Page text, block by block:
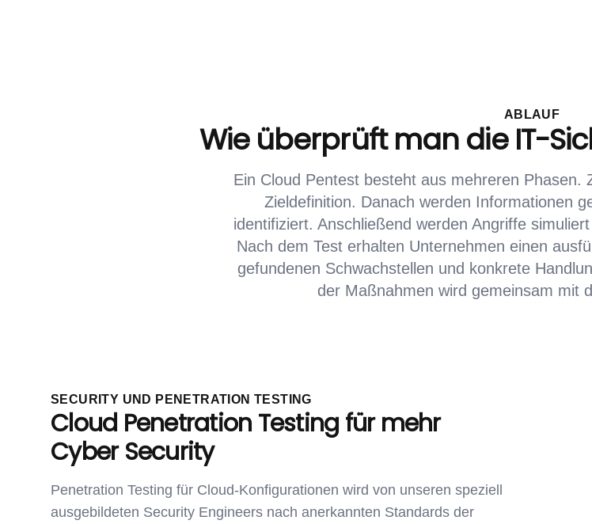
ABLAUF
Wie überprüft man die IT-
Ein Cloud Pentest besteht aus mehreren Phasen.
Zieldefinition. Danach werden Informationen
identifiziert. Anschließend werden Angriffe
Nach dem Test erhalten Unternehmen einen
gefundenen Schwachstellen und konkrete
der Maßnahmen wird gemeinsam mit
SECURITY UND PENETRATION TESTING
Cloud Penetration Testing für mehr
Cyber Security
Penetration Testing für Cloud-Konfigurationen wird von unseren speziell
ausgebildeten Security Engineers nach anerkannten Standards der